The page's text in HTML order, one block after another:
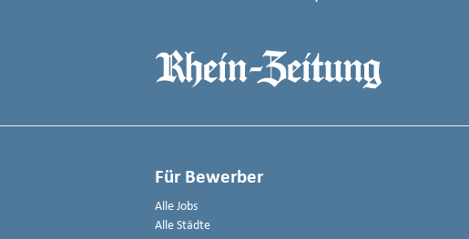
Für Bewerber
Alle Jobs
Alle Städte